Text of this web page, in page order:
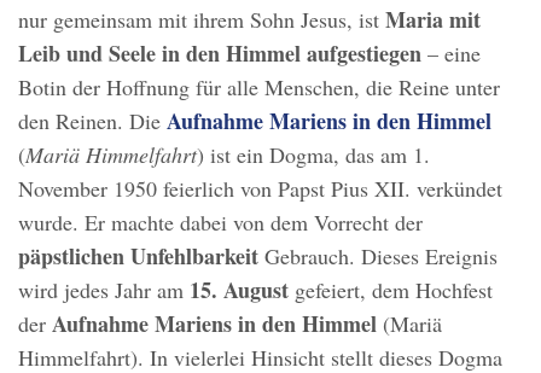
nur gemeinsam mit ihrem Sohn Jesus, ist Maria mit
Leib und Seele in den Himmel aufgestiegen – eine
Botin der Hoffnung für alle Menschen, die Reine unter
den Reinen. Die Aufnahme Mariens in den Himmel
(Mariä Himmelfahrt) ist ein Dogma, das am 1.
November 1950 feierlich von Papst Pius XII. verkündet
wurde. Er machte dabei von dem Vorrecht der
päpstlichen Unfehlbarkeit Gebrauch. Dieses Ereignis
wird jedes Jahr am 15. August gefeiert, dem Hochfest
der Aufnahme Mariens in den Himmel (Mariä
Himmelfahrt). In vielerlei Hinsicht stellt dieses Dogma